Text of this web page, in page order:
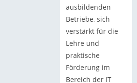
ausbildenden
Betriebe, sich
verstärkt für die
Lehre und
praktische
Förderung im
Bereich der IT